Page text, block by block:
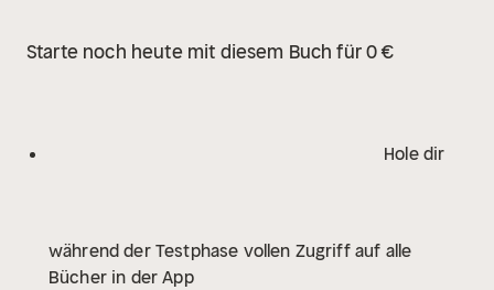
kann sie nicht mehr leugnen, dass es zwischen ihnen
Starte noch heute mit diesem Buch für 0 €
Hole dir
während der Testphase vollen Zugriff auf alle
Bücher in der App